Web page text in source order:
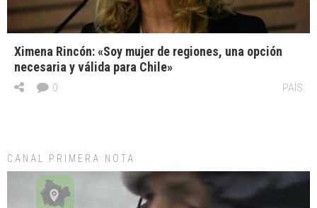
Ximena Rincón: «Soy mujer de regiones, una opción
necesaria y válida para Chile»
PAÍS
0
CANAL PRIMERA NOTA